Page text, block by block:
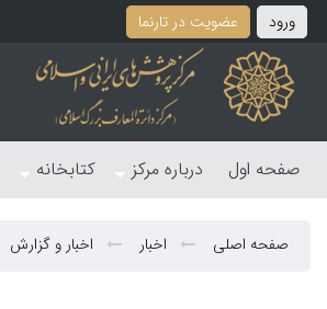
ورود عضویت در تارنما
صفحه اول درباره مرکز کتابخانه
صفحه اصلی اخبار اخبار و گزارش